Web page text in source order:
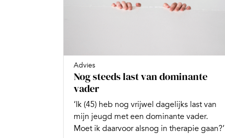
Advies
Nog steeds last van dominante
vader
‘Ik (45) heb nog vrijwel dagelijks last van
mijn jeugd met een dominante vader.
Moet ik daarvoor alsnog in therapie gaan?’